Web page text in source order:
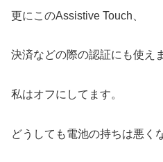
更にこのAssistive Touch、
決済などの際の認証にも使え
私はオフにしてます。
どうしても電池の持ちは悪く